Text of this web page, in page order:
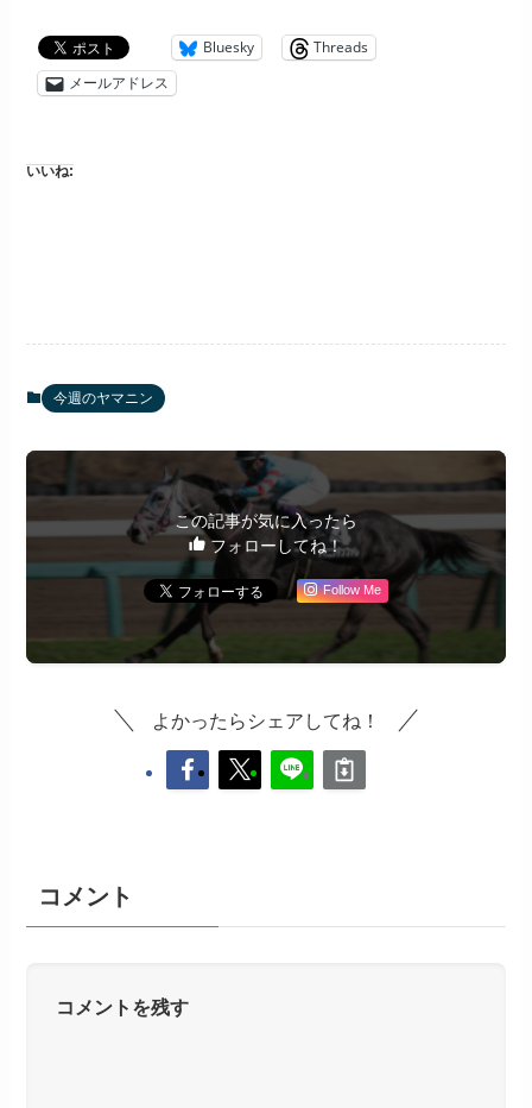
Bluesky
Threads
メールアドレス
いいね:
今週のヤマニン
この記事が気に入ったら
フォローしてね！
Follow Me
よかったらシェアしてね！
コメント
コメントを残す